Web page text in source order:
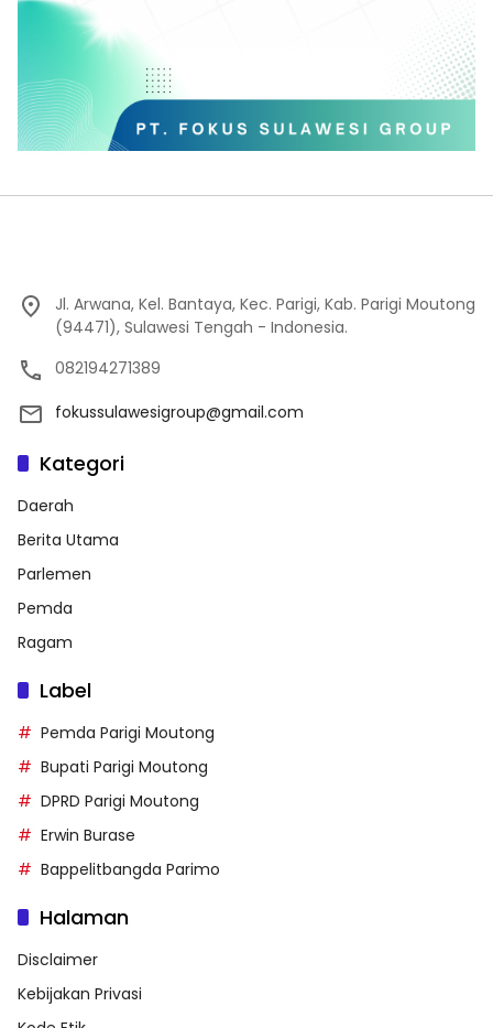
Jl. Arwana, Kel. Bantaya, Kec. Parigi, Kab. Parigi Moutong
(94471), Sulawesi Tengah - Indonesia.
082194271389
fokussulawesigroup@gmail.com
Kategori
Daerah
Berita Utama
Parlemen
Pemda
Ragam
Label
Pemda Parigi Moutong
Bupati Parigi Moutong
DPRD Parigi Moutong
Erwin Burase
Bappelitbangda Parimo
Halaman
Disclaimer
Kebijakan Privasi